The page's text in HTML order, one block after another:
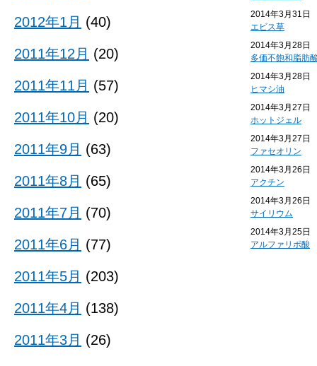
2014年3月31日
エビス草
2014年3月28日
多価不飽和脂肪
2014年3月28日
ヒマシ油
2014年3月27日
ホットジェル
2014年3月27日
ファセオリン
2014年3月26日
アクチン
2014年3月26日
サイリウム
2014年3月25日
アルファリポ酸
2012年1月 (40)
2011年12月 (20)
2011年11月 (57)
2011年10月 (20)
2011年9月 (63)
2011年8月 (65)
2011年7月 (70)
2011年6月 (77)
2011年5月 (203)
2011年4月 (138)
2011年3月 (26)